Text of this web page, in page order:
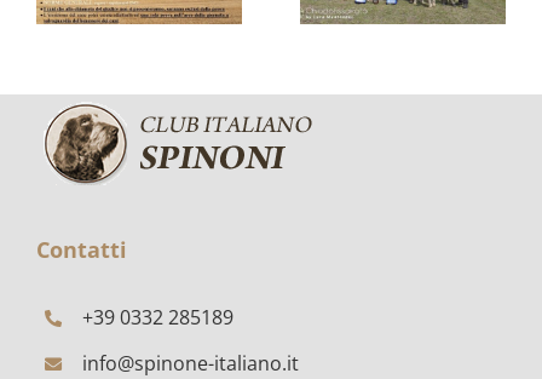
DI
CELEBRATO
A
POLESINE
RIMNIS
Contatti
+39 0332 285189
info@spinone-italiano.it